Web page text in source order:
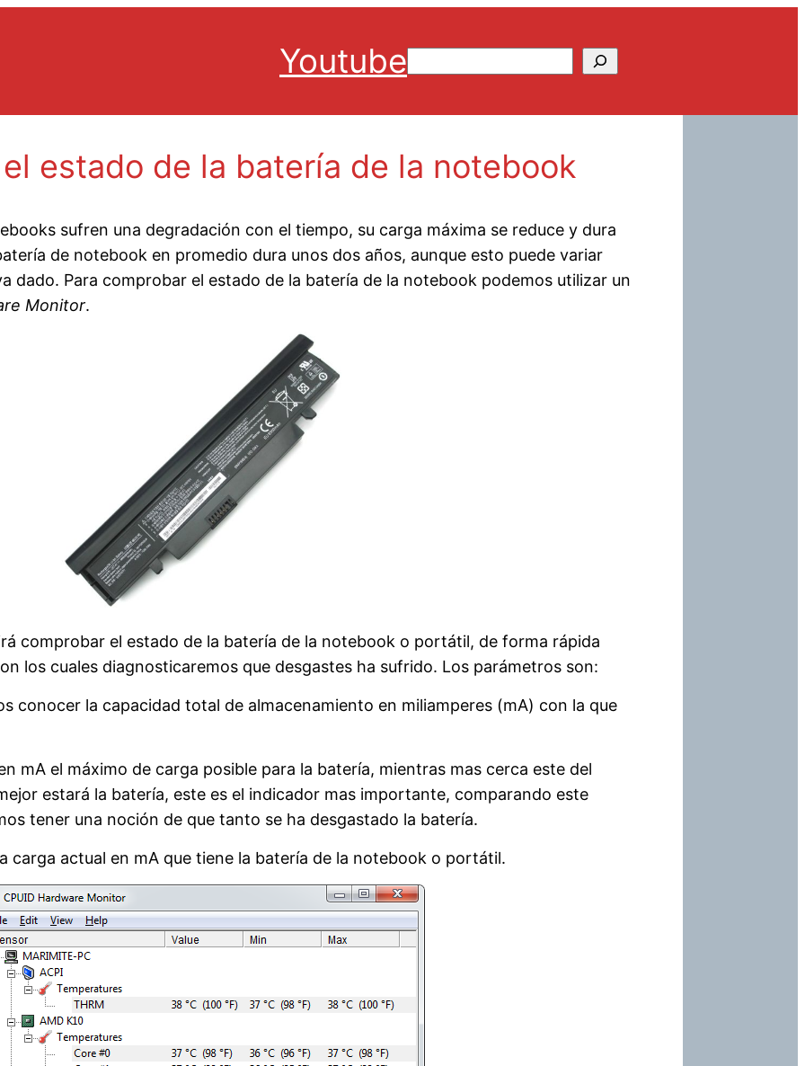
YoutubeBuscar
estado de la batería de la notebook
sufren una degradación con el tiempo, su carga máxima se reduce y dura
de notebook en promedio dura unos dos años, aunque esto puede variar
dado. Para comprobar el estado de la batería de la notebook podemos utilizar un
Monitor.
comprobar el estado de la batería de la notebook o portátil, de forma rápida
los cuales diagnosticaremos que desgastes ha sufrido. Los parámetros son:
conocer la capacidad total de almacenamiento en miliamperes (mA) con la que
mA el máximo de carga posible para la batería, mientras mas cerca este del
estará la batería, este es el indicador mas importante, comparando este
tener una noción de que tanto se ha desgastado la batería.
carga actual en mA que tiene la batería de la notebook o portátil.